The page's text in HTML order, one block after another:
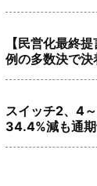
【民営化最終
例の多数決で決
スイッチ2、4
34.4%減も通